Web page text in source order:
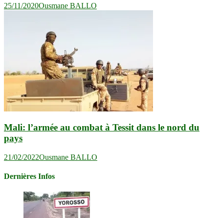
25/11/2020Ousmane BALLO
Mali: l’armée au combat à Tessit dans le nord du
pays
21/02/2022Ousmane BALLO
Dernières Infos